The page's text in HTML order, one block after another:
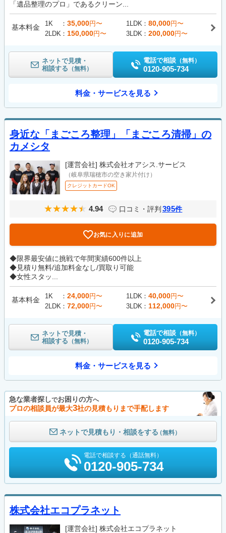
「遺品整理のプロ」であるクリーン...
基本料金 1K 35,000円〜 1LDK 80,000円〜
2LDK
150,000円〜 3LDK 200,000円〜
ネットで見積・
相談する （無料）
電話で相談 （無料）
0120-905-734
料金・サービスを見る
身近な「まごころ整理」「まごころ清掃」の
カメシタ
[運営会社] 株式会社オアシス.サービス
（岐阜県瑞穂市の空き家片付け）
クレジットカードOK
4.94 口コミ・評判 395件
お気に入りに追加
◆限界最安値に挑戦で年間実績600件以上
◆見積り無料/追加料金なし/買取り可能
◆女性スタッ...
基本料金 1K 24,000円〜 1LDK 40,000円〜
2LDK
72,000円〜 3LDK 112,000円〜
ネットで見積・
相談する （無料）
電話で相談 （無料）
0120-905-734
料金・サービスを見る
急な業者探しでお困りの方へ
プロの相談員が最大3社の見積もりまで手配します
ネットで見積もり・相談をする（無料）
電話で相談する（通話無料）
0120-905-734
株式会社エコプラネット
[運営会社] 株式会社エコプラネット